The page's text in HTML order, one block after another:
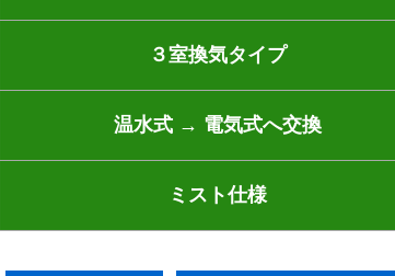
３室換気タイプ
温水式 → 電気式へ交換
ミスト仕様